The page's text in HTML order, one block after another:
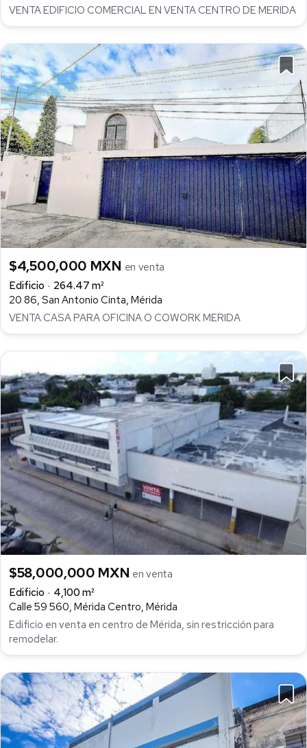
VENTA EDIFICIO COMERCIAL EN VENTA CENTRO DE MERIDA
$4,500,000 MXN en venta
Edificio
264.47 m²
20 86, San Antonio Cinta, Mérida
VENTA CASA PARA OFICINA O COWORK MERIDA
$58,000,000 MXN en venta
Edificio
4,100 m²
Calle 59 560, Mérida Centro, Mérida
Edificio en venta en centro de Mérida, sin restricción para
remodelar.